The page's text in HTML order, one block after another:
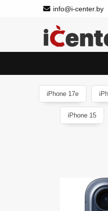
info@i-center.by
iPhone 17e
iPhone 15